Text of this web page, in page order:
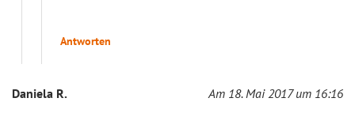
Antworten
Daniela R. Am 18. Mai 2017 um 16:16